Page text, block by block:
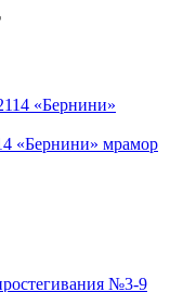
«Бернини» мрамор